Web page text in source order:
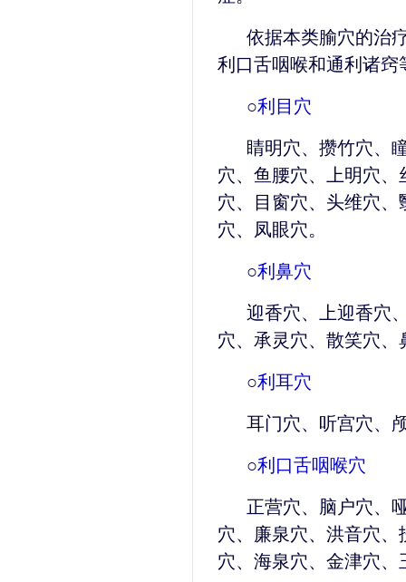
依据本类腧穴的治
利口舌咽喉和通利诸窍
○利目穴
睛明穴、攒竹穴、
穴、鱼腰穴、上明穴
穴、目窗穴、头维穴
穴、凤眼穴。
○利鼻穴
迎香穴、上迎香穴
穴、承灵穴、散笑穴、
○利耳穴
耳门穴、听宫穴、
○利口舌咽喉穴
正营穴、脑户穴、
穴、廉泉穴、洪音穴
穴、海泉穴、金津穴、